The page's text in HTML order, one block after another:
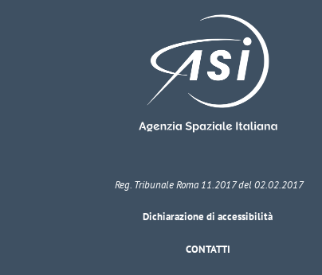
Reg. Tribunale Roma 11.2017 del 02.02.2017
Dichiarazione di accessibilità
CONTATTI